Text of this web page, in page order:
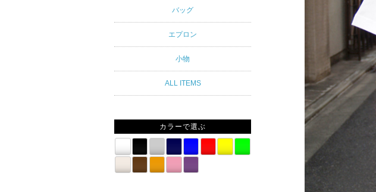
バッグ
エプロン
小物
ALL ITEMS
カラーで選ぶ